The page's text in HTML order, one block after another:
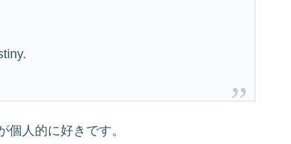
個人的に好きです。